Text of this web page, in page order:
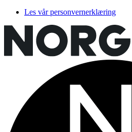
Les vår personvernerklæring